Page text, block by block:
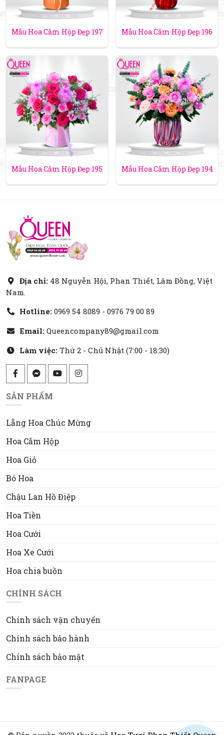
Mẫu Hoa Cắm Hộp Đẹp 197 Mẫu Hoa Cắm Hộp Đẹp 196
Mẫu Hoa Cắm Hộp Đẹp 195 Mẫu Hoa Cắm Hộp Đẹp 194
Địa chỉ: 48 Nguyễn Hội, Phan Thiết, Lâm Đồng, Việt
Nam.
Hotline: 0969 54 8089 - 0976 79 00 89
Email: Queencompany89@gmail.com
Làm việc: Thứ 2 - Chủ Nhật (7:00 - 18:30)
SẢN PHẨM
Lẵng Hoa Chúc Mừng
Hoa Cắm Hộp
Hoa Giỏ
Bó Hoa
Chậu Lan Hồ Điệp
Hoa Tiền
Hoa Cưới
Hoa Xe Cưới
Hoa chia buồn
CHÍNH SÁCH
Chính sách vận chuyển
Chính sách bảo hành
Chính sách bảo mật
FANPAGE